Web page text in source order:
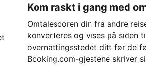
Kom raskt i gang med
Omtalescoren din fra andre
konverteres og vises på siden
overnattingsstedet ditt før de
Booking.com-gjestene skriver